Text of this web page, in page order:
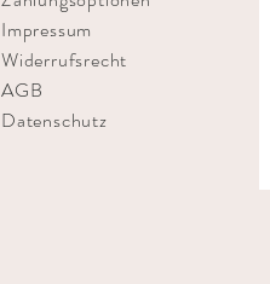
Impressum
Widerrufsrecht
AGB
Datenschutz